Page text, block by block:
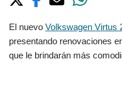
El nuevo Volkswagen Virtus
presentando renovaciones
que le brindarán más